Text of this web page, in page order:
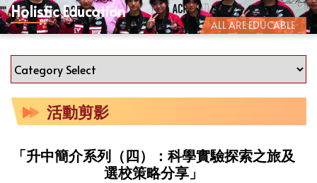
ALL ARE EDUCABLE
Holistic Education
活動剪影
「升中簡介系列（四）：科學實驗探索之旅及
選校策略分享」